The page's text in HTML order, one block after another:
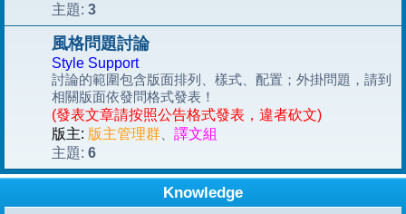
主題: 3
風格問題討論
Style Support
討論的範圍包含版面排列、樣式、配置；外掛問題，請到
相關版面依發問格式發表！
(發表文章請按照公告格式發表，違者砍文)
版主: 版主管理群
譯文組
主題: 6
Knowledge